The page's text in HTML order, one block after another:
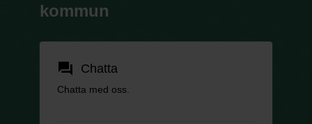
kommun
forum Chatta
Chatta med oss.